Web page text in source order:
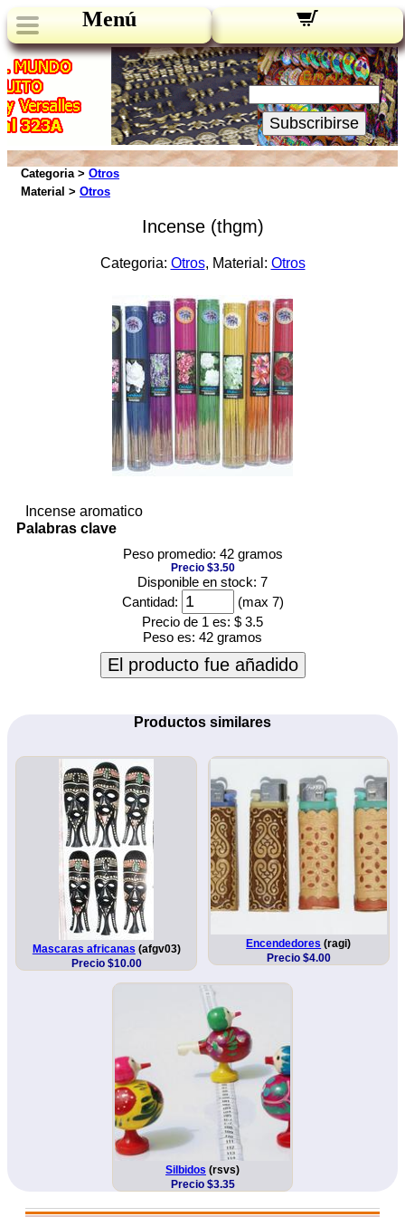
Menú
Novedades:
Su Email:
Subscribirse
Categoria > Otros
Material > Otros
Incense (thgm)
Categoria: Otros, Material: Otros
Incense aromatico
Palabras clave
Peso promedio: 42 gramos
Precio $3.50
Disponible en stock: 7
Cantidad:
(max 7)
Precio de 1 es: $ 3.5
Peso es: 42 gramos
El producto fue añadido
Productos similares
Mascaras africanas (afgv03)
Precio $10.00
Encendedores (ragi)
Precio $4.00
Silbidos (rsvs)
Precio $3.35